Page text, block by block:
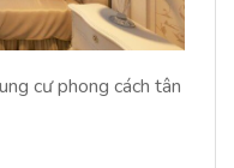
cư phong cách tân